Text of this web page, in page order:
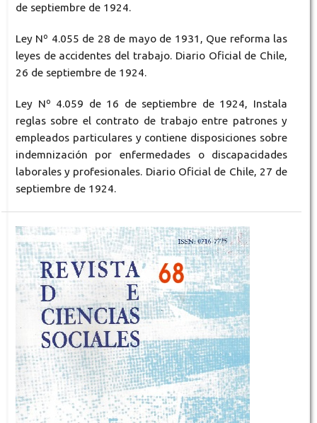
de septiembre de 1924.
Ley Nº 4.055 de 28 de mayo de 1931, Que reforma las
leyes de accidentes del trabajo. Diario Oficial de Chile,
26 de septiembre de 1924.
Ley Nº 4.059 de 16 de septiembre de 1924, Instala
reglas sobre el contrato de trabajo entre patrones y
empleados particulares y contiene disposiciones sobre
indemnización por enfermedades o discapacidades
laborales y profesionales. Diario Oficial de Chile, 27 de
septiembre de 1924.